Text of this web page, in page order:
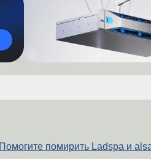
Помогите помирить Ladspa и